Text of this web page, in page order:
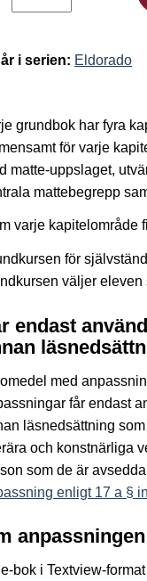
i serien: Eldorado
grundbok har fyra
för varje
matte-uppslaget,
mattebegrepp
varje kapitelområde
för
väljer
endast
med
får endast
läsnedsättning
och konstnärliga
som de är
enligt 17 a §
anpassningen
bok i Textview-